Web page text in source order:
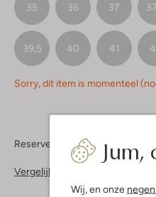
Jum,
Wij, en onze
35 36 37
39,5 40 41
Sorry, dit item is momenteel
Reserveer direct in een van
Vergelijkbare items